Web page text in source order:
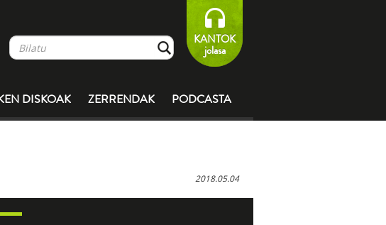
KANTOK
jolasa
DISKOAK ZERRENDAK PODCASTA
2018.05.04